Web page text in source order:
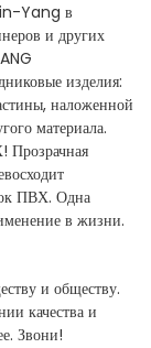
Yang в
и других
изделия:
наложенной
материала.
Прозрачная
ПВХ. Одна
в жизни.
и обществу.
качества и
Звони!